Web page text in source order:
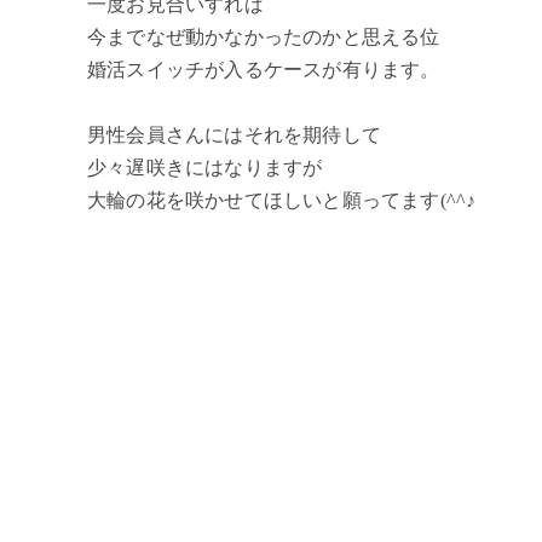
一度お見合いすれば
今までなぜ動かなかったのかと思える位
婚活スイッチが入るケースが有ります。
男性会員さんにはそれを期待して
少々遅咲きにはなりますが
大輪の花を咲かせてほしいと願ってます(^^♪